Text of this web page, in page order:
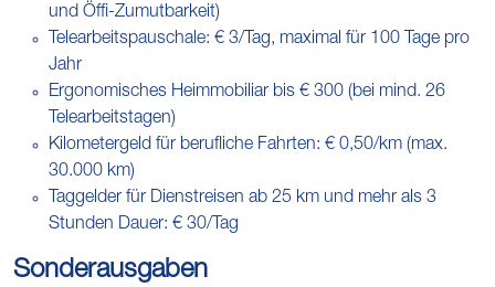
und Öffi-Zumutbarkeit)
Telearbeitspauschale: € 3/Tag, maximal für 100 Tage pro
Jahr
Ergonomisches Heimmobiliar bis € 300 (bei mind. 26
Telearbeitstagen)
Kilometergeld für berufliche Fahrten: € 0,50/km (max.
30.000 km)
Taggelder für Dienstreisen ab 25 km und mehr als 3
Stunden Dauer: € 30/Tag
Sonderausgaben